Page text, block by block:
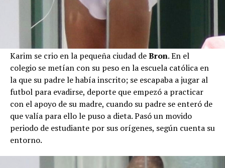
Karim se crio en la pequeña ciudad deBron. En el
colegio se metían con su peso en la escuela católica en
la que su padre le había inscrito; se escapaba a jugar al
futbol para evadirse, deporte que empezó a practicar
con el apoyo de su madre, cuando su padre se enteró de
que valía para ello le puso a dieta. Pasó un movido
periodo de estudiante por sus orígenes, según cuenta su
entorno.